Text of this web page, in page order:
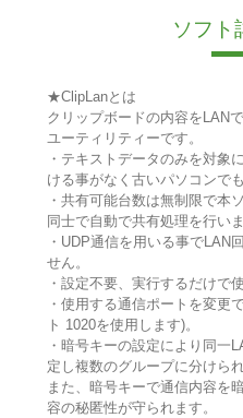
ソフト
★ClipLanとは
クリップボードの内容をLAN
ユーティリティーです。
・テキストデータのみを対象
ける事がなく古いパソコンで
・共有可能台数は無制限で本
同士で自動で共有処理を行いま
・UDP通信を用いる事でLAN
せん。
・設定不要、実行するだけで
・使用する通信ポートを変更
ト 1020を使用します)。
・暗号キーの設定により同一
定し複数のグループに分けられ
また、暗号キーで通信内容を
容の秘匿性が守られます。